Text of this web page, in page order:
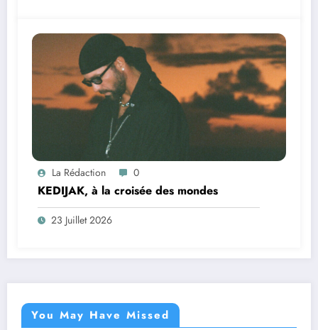
La Rédaction 0
KEDIJAK, à la croisée des mondes
23 Juillet 2026
You May Have Missed